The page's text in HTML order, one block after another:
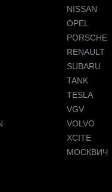
NISSAN
OPEL
PORSCHE
RENAULT
SUBARU
TANK
TESLA
VGV
VOLVO
XCITE
МОСКВИЧ